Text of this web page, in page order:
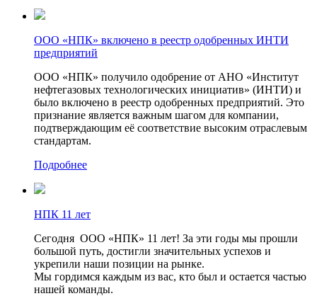
ООО «НПК» включено в реестр одобренных ИНТИ
предприятий
ООО «НПК» получило одобрение от АНО «Институт
нефтегазовых технологических инициатив» (ИНТИ) и
было включено в реестр одобренных предприятий. Это
признание является важным шагом для компании,
подтверждающим её соответствие высоким отраслевым
стандартам.
Подробнее
НПК 11 лет
Сегодня ООО «НПК» 11 лет! За эти годы мы прошли
большой путь, достигли значительных успехов и
укрепили наши позиции на рынке.
Мы гордимся каждым из вас, кто был и остается частью
нашей команды.